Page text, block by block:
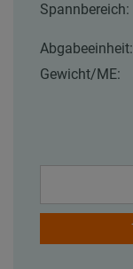
Spannbereich:
Abgabeeinheit:
Gewicht/ME: